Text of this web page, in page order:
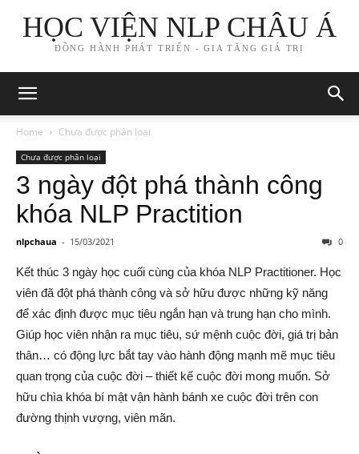
HỌC VIỆN NLP CHÂU Á
ĐỒNG HÀNH PHÁT TRIỂN - GIA TĂNG GIÁ TRỊ
Home Chưa được phân loại
Chưa được phân loại
3 ngày đột phá thành công
khóa NLP Practition
nlpchaua - 15/03/2021 0
Kết thúc 3 ngày học cuối cùng của khóa NLP Practitioner. Học
viên đã đột phá thành công và sở hữu được những kỹ năng
để xác định được mục tiêu ngắn hạn và trung hạn cho mình.
Giúp học viên nhận ra mục tiêu, sứ mệnh cuộc đời, giá trị bản
thân… có động lực bắt tay vào hành động mạnh mẽ mục tiêu
quan trọng của cuộc đời – thiết kế cuộc đời mong muốn. Sở
hữu chìa khóa bí mật vận hành bánh xe cuộc đời trên con
đường thịnh vượng, viên mãn.